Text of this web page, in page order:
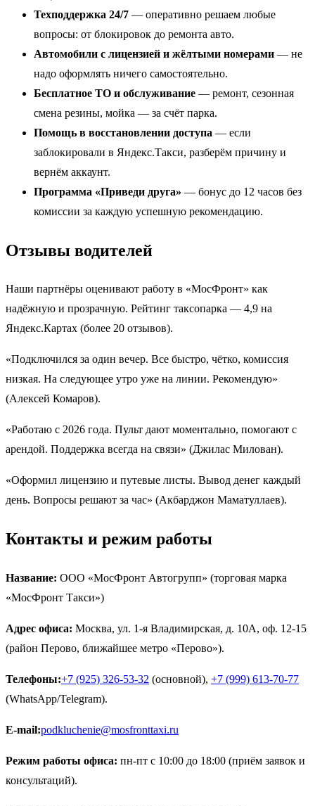
Техподдержка 24/7 — оперативно решаем любые
вопросы: от блокировок до ремонта авто.
Автомобили с лицензией и жёлтыми номерами — не
надо оформлять ничего самостоятельно.
Бесплатное ТО и обслуживание — ремонт, сезонная
смена резины, мойка — за счёт парка.
Помощь в восстановлении доступа — если
заблокировали в Яндекс.Такси, разберём причину и
вернём аккаунт.
Программа «Приведи друга» — бонус до 12 часов без
комиссии за каждую успешную рекомендацию.
Отзывы водителей
Наши партнёры оценивают работу в «МосФронт» как
надёжную и прозрачную. Рейтинг таксопарка — 4,9 на
Яндекс.Картах (более 20 отзывов).
«Подключился за один вечер. Все быстро, чётко, комиссия
низкая. На следующее утро уже на линии. Рекомендую»
(Алексей Комаров).
«Работаю с 2026 года. Пульт дают моментально, помогают с
арендой. Поддержка всегда на связи» (Джилас Милован).
«Оформил лицензию и путевые листы. Вывод денег каждый
день. Вопросы решают за час» (Акбарджон Маматуллаев).
Контакты и режим работы
Название: ООО «МосФронт Автогрупп» (торговая марка
«МосФронт Такси»)
Адрес офиса: Москва, ул. 1-я Владимирская, д. 10А, оф. 12-15
(район Перово, ближайшее метро «Перово»).
Телефоны:+7 (925) 326-53-32 (основной), +7 (999) 613-70-77
(WhatsApp/Telegram).
E-mail:podkluchenie@mosfronttaxi.ru
Режим работы офиса: пн-пт с 10:00 до 18:00 (приём заявок и
консультаций).